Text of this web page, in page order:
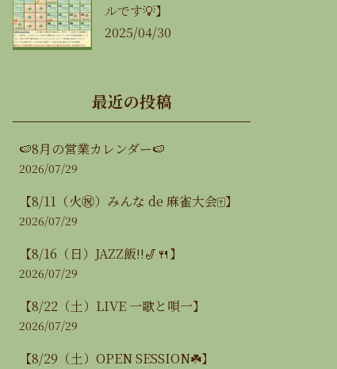
ルです💡】
2025/04/30
最近の投稿
🍉8月の営業カレンダー🍉
2026/07/29
【8/11（火㊗️）みんな de 麻雀大会🀄️】
2026/07/29
【8/16（日）JAZZ飯‼️🎷🍴】
2026/07/29
【8/22（土）LIVE 一歌と唄一】
2026/07/29
【8/29（土）OPEN SESSION☘️】